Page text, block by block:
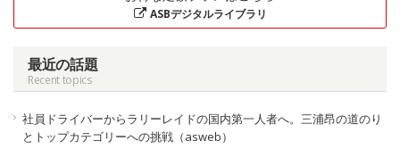
ASBデジタルライブラリ
最近の話題
Recent topics
社員ドライバーからラリーレイドの国内第一人者へ。三浦昂の道のり
とトップカテゴリーへの挑戦（asweb）